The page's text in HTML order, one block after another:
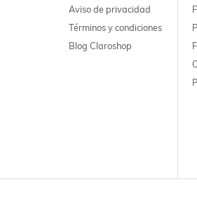
Aviso de privacidad
Términos y condiciones
Blog Claroshop